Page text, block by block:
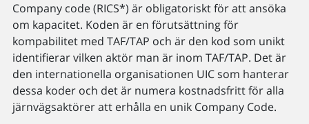
Company code (RICS*) är obligatoriskt för att ansöka
om kapacitet. Koden är en förutsättning för
kompabilitet med TAF/TAP och är den kod som unikt
identifierar vilken aktör man är inom TAF/TAP. Det är
den internationella organisationen UIC som hanterar
dessa koder och det är numera kostnadsfritt för alla
järnvägsaktörer att erhålla en unik Company Code.